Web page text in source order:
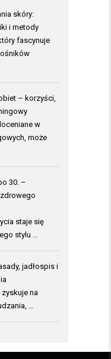
skóry:
i metody
fascynuje
– korzyści,
w
może
30. –
staje się
stylu …
jadłospis i
na
…